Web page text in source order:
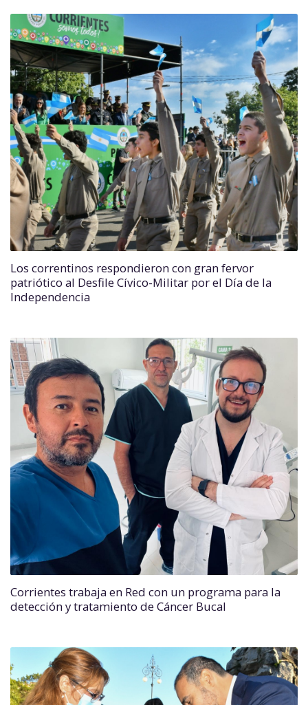
Los correntinos respondieron con gran fervor
patriótico al Desfile Cívico-Militar por el Día de la
Independencia
Corrientes trabaja en Red con un programa para la
detección y tratamiento de Cáncer Bucal